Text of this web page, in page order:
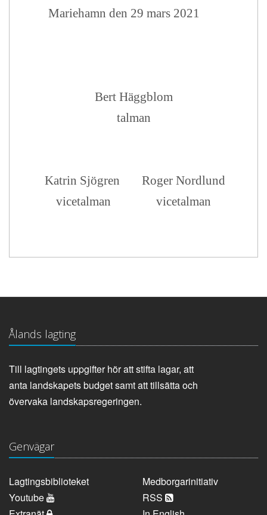
Mariehamn den 29 mars 2021
Bert Häggblom
talman
Katrin Sjögren
vicetalman
Roger Nordlund
vicetalman
Ålands lagting
Till lagtingets uppgifter hör att stifta lagar, att
anta landskapets budget samt att tillsätta och
övervaka landskapsregeringen.
Genvägar
Lagtingsbiblioteket
Medborgarinitiativ
Youtube
RSS